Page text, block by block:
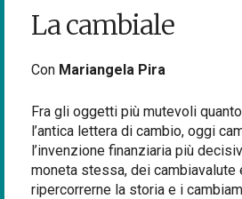
La cambiale
Con Mariangela Pira
Fra gli oggetti più mutevoli
l’antica lettera di cambio, oggi
l’invenzione finanziaria più
moneta stessa, dei cambiavalute
ripercorrerne la storia e i